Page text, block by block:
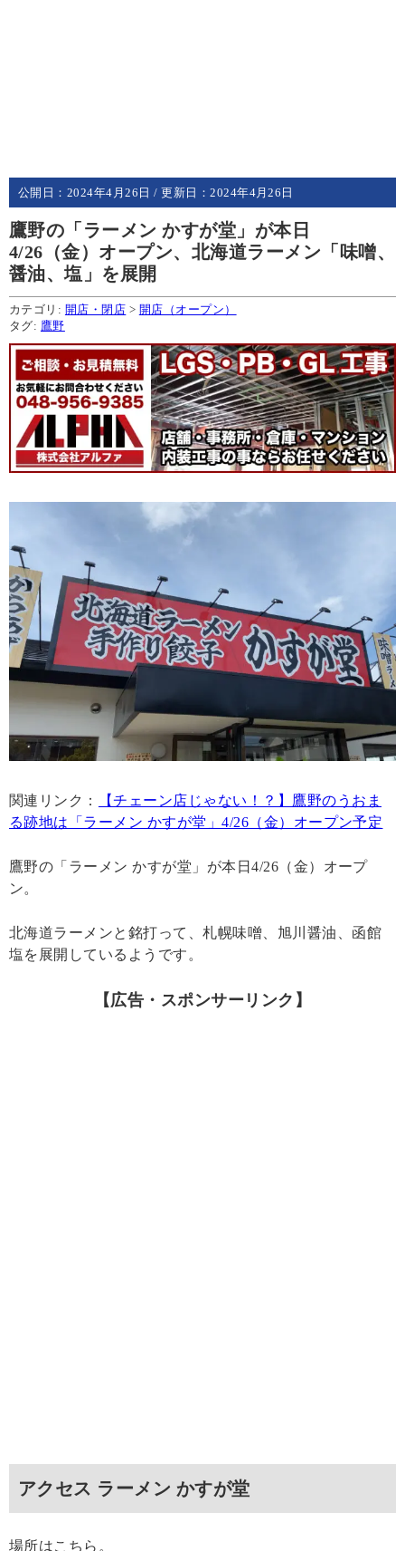
公開日： 2024年4月26日 / 更新日：2024年4月26日
鷹野の「ラーメン かすが堂」が本日
4/26（金）オープン、北海道ラーメン「味噌、
醤油、塩」を展開
カテゴリ: 開店・閉店 > 開店（オープン）
タグ: 鷹野
関連リンク：
【チェーン店じゃない！？】鷹野のうおま
る跡地は「ラーメン かすが堂」4/26（金）オープン予定
鷹野の「ラーメン かすが堂」が本日4/26（金）オープ
ン。
北海道ラーメンと銘打って、札幌味噌、旭川醤油、函館
塩を展開しているようです。
【広告・スポンサーリンク】
アクセス ラーメン かすが堂
場所はこちら。